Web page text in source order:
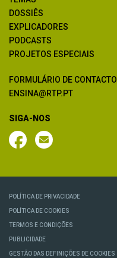
DOSSIÊS
EXPLICADORES
PODCASTS
PROJETOS ESPECIAIS
FORMULÁRIO DE CONTACTO
ENSINA@RTP.PT
SIGA-NOS
POLÍTICA DE PRIVACIDADE
POLÍTICA DE COOKIES
TERMOS E CONDIÇÕES
PUBLICIDADE
GESTÃO DAS DEFINIÇÕES DE COOKIES